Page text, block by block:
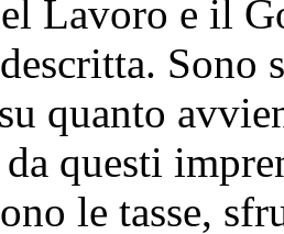
Lavoro e il
Sono
quanto
da questi
le tasse,